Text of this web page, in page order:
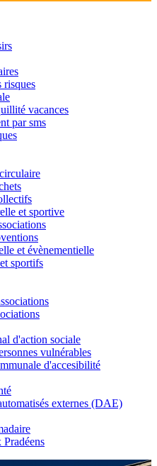
risques
vacances
par sms
et sportive
et évènementielle
sportifs
d'action sociale
vulnérables
d'accesibilité
externes (DAE)